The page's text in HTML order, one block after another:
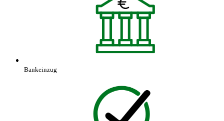
Bankeinzug